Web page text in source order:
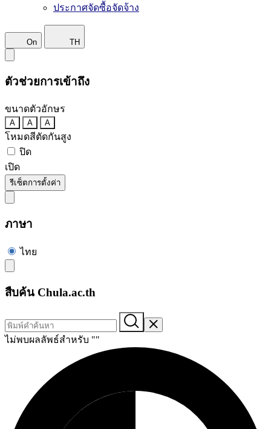
ประกาศจัดซื้อจัดจ้าง
On TH
ตัวช่วยการเข้าถึง
ขนาดตัวอักษร
A A A
โหมดสีตัดกันสูง
ปิด
เปิด
รีเซ็ตการตั้งค่า
ภาษา
ไทย
สืบค้น Chula.ac.th
ไม่พบผลลัพธ์สำหรับ ""